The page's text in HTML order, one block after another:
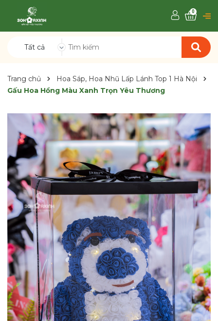
Tất cả
0
Trang chủ
Hoa Sáp, Hoa Nhũ Lấp Lánh Top 1 Hà Nội
Gấu Hoa Hồng Màu Xanh Trọn Yêu Thương